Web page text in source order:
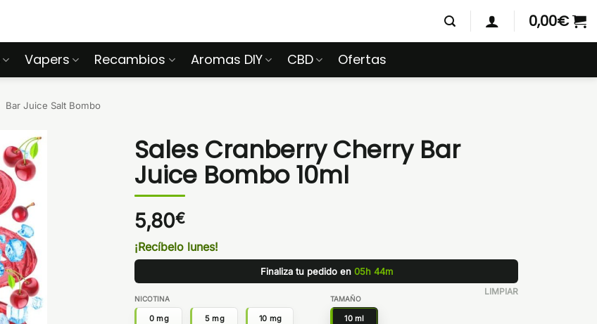
0,00€
Vapers Recambios Aromas DIY CBD Ofertas
Bar Juice Salt Bombo
Sales Cranberry Cherry Bar
Juice Bombo 10ml
5,80€
¡Recíbelo lunes!
Finaliza tu pedido en 05h 44m
NICOTINA
0 mg 5 mg 10 mg
TAMAÑO
10 ml
LIMPIAR